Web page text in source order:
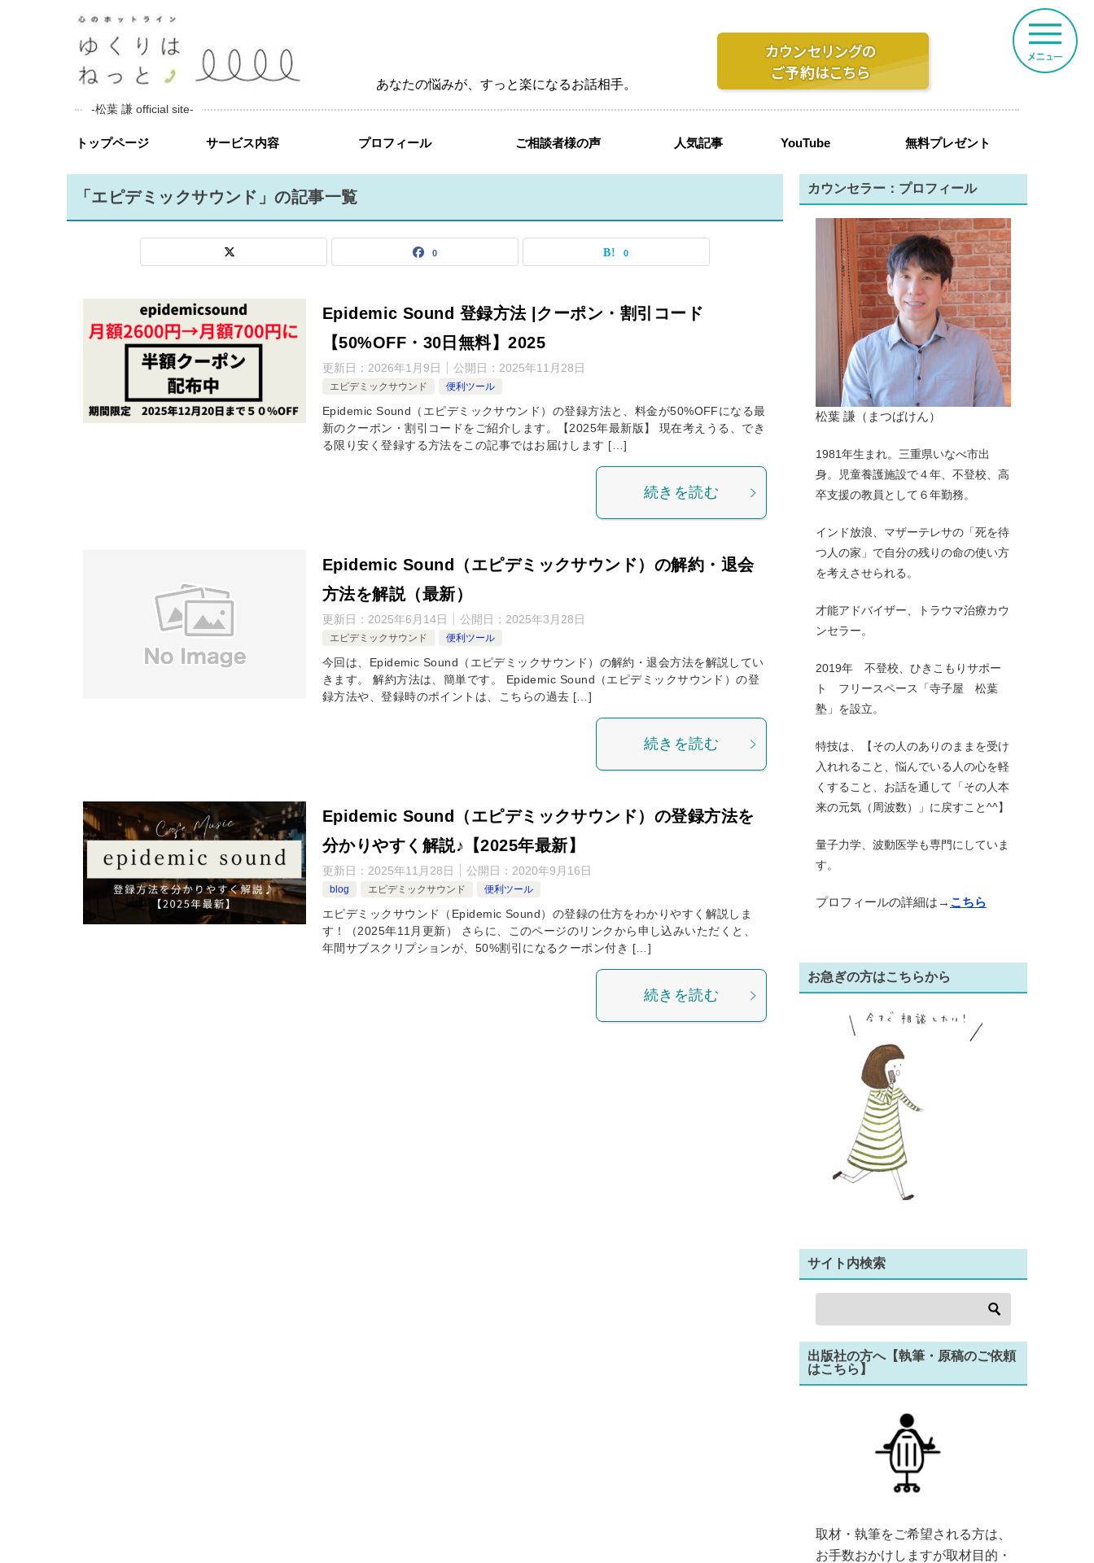
-松葉 謙 official site-
あなたの悩みが、すっと楽になるお話相手。
トップページ サービス内容 プロフィール ご相談者様の声 人気記事 YouTube 無料プレゼント
「エピデミックサウンド」の記事一覧
0 0
Epidemic Sound 登録方法 |クーポン・割引コード
【50%OFF・30日無料】2025
更新日： 2026年1月9日 公開日： 2025年11月28日
エピデミックサウンド 便利ツール
Epidemic Sound（エピデミックサウンド）の登録方法と、料金が50%OFFになる最
新のクーポン・割引コードをご紹介します。【2025年最新版】 現在考えうる、でき
る限り安く登録する方法をこの記事ではお届けします […]
続きを読む
Epidemic Sound（エピデミックサウンド）の解約・退会
方法を解説（最新）
更新日： 2025年6月14日 公開日： 2025年3月28日
エピデミックサウンド 便利ツール
今回は、Epidemic Sound（エピデミックサウンド）の解約・退会方法を解説してい
きます。 解約方法は、簡単です。 Epidemic Sound（エピデミックサウンド）の登
録方法や、登録時のポイントは、こちらの過去 […]
続きを読む
Epidemic Sound（エピデミックサウンド）の登録方法を
分かりやすく解説♪【2025年最新】
更新日： 2025年11月28日 公開日： 2020年9月16日
blog エピデミックサウンド 便利ツール
エピデミックサウンド（Epidemic Sound）の登録の仕方をわかりやすく解説しま
す！（2025年11月更新） さらに、このページのリンクから申し込みいただくと、
年間サブスクリプションが、50%割引になるクーポン付き […]
続きを読む
カウンセラー：プロフィール
松葉 謙（まつばけん）
1981年生まれ。三重県いなべ市出
身。児童養護施設で４年、不登校、高
卒支援の教員として６年勤務。
インド放浪、マザーテレサの「死を待
つ人の家」で自分の残りの命の使い方
を考えさせられる。
才能アドバイザー、トラウマ治療カウ
ンセラー。
2019年 不登校、ひきこもりサポー
ト フリースペース「寺子屋 松葉
塾」を設立。
特技は、【その人のありのままを受け
入れれること、悩んでいる人の心を軽
くすること、お話を通して「その人本
来の元気（周波数）」に戻すこと^^】
量子力学、波動医学も専門にしていま
す。
プロフィールの詳細は→ こちら
お急ぎの方はこちらから
サイト内検索
出版社の方へ【執筆・原稿のご依頼
はこちら】
取材・執筆をご希望される方は、
お手数おかけしますが取材目的・